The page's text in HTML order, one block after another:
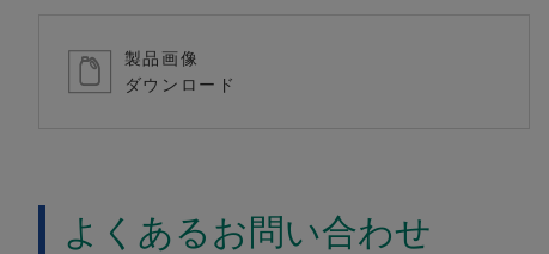
製品画像
ダウンロード
よくあるお問い合わせ